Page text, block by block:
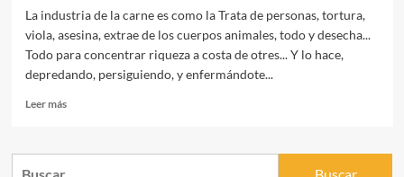
La industria de la carne es como la Trata de personas, tortura,
viola, asesina, extrae de los cuerpos animales, todo y desecha...
Todo para concentrar riqueza a costa de otres... Y lo hace,
depredando, persiguiendo, y enfermándote...
Leer másLeer
LA